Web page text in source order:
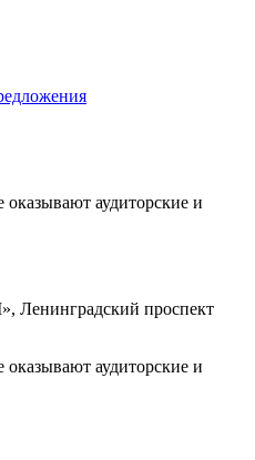
аудиторские и
Ленинградский проспект
аудиторские и